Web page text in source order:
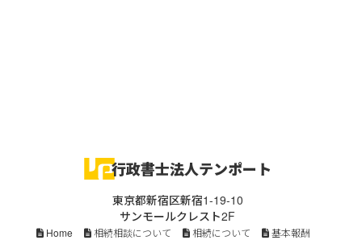
行政書士法人テンポート
東京都新宿区新宿1-19-10
サンモールクレスト2F
Home 相続相談について 相続について
基本報酬